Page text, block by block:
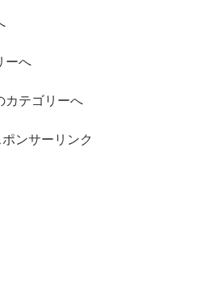
ーへ
カテゴリーへ
ポンサーリンク